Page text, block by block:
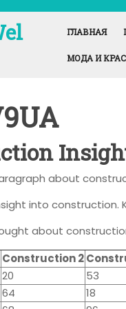
ГЛАВНАЯ
МОДА И
about
into construction.
about
Construction 2
20 53
64 18